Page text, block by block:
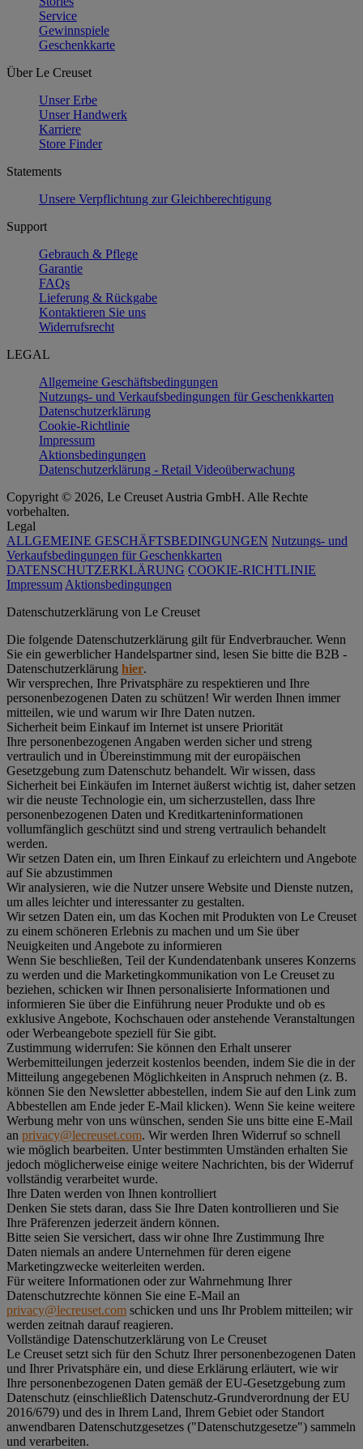
Service
Gewinnspiele
Geschenkkarte
Über Le Creuset
Unser Erbe
Unser Handwerk
Karriere
Store Finder
Statements
Unsere Verpflichtung zur Gleichberechtigung
Support
Gebrauch & Pflege
Garantie
FAQs
Lieferung & Rückgabe
Kontaktieren Sie uns
Widerrufsrecht
LEGAL
Allgemeine Geschäftsbedingungen
Nutzungs- und Verkaufsbedingungen für Geschenkkarten
Datenschutzerklärung
Cookie-Richtlinie
Impressum
Aktionsbedingungen
Datenschutzerklärung - Retail Videoüberwachung
Copyright © 2026, Le Creuset Austria GmbH. Alle Rechte
vorbehalten.
Legal
ALLGEMEINE GESCHÄFTSBEDINGUNGEN Nutzungs- und
Verkaufsbedingungen für Geschenkkarten
DATENSCHUTZERKLÄRUNG COOKIE-RICHTLINIE
Impressum Aktionsbedingungen
Datenschutz­erklärung von Le Creuset
Die folgende Datenschutzerklärung gilt für Endverbraucher. Wenn
Sie ein gewerblicher Handelspartner sind, lesen Sie bitte die B2B -
Datenschutzerklärung hier.
Wir versprechen, Ihre Privatsphäre zu respektieren und Ihre
personenbezogenen Daten zu schützen! Wir werden Ihnen immer
mitteilen, wie und warum wir Ihre Daten nutzen.
Sicherheit beim Einkauf im Internet ist unsere Priorität
Ihre personenbezogenen Angaben werden sicher und streng
vertraulich und in Übereinstimmung mit der europäischen
Gesetzgebung zum Datenschutz behandelt. Wir wissen, dass
Sicherheit bei Einkäufen im Internet äußerst wichtig ist, daher setzen
wir die neuste Technologie ein, um sicherzustellen, dass Ihre
personenbezogenen Daten und Kreditkarteninformationen
vollumfänglich geschützt sind und streng vertraulich behandelt
werden.
Wir setzen Daten ein, um Ihren Einkauf zu erleichtern und Angebote
auf Sie abzustimmen
Wir analysieren, wie die Nutzer unsere Website und Dienste nutzen,
um alles leichter und interessanter zu gestalten.
Wir setzen Daten ein, um das Kochen mit Produkten von Le Creuset
zu einem schöneren Erlebnis zu machen und um Sie über
Neuigkeiten und Angebote zu informieren
Wenn Sie beschließen, Teil der Kundendatenbank unseres Konzerns
zu werden und die Marketingkommunikation von Le Creuset zu
beziehen, schicken wir Ihnen personalisierte Informationen und
informieren Sie über die Einführung neuer Produkte und ob es
exklusive Angebote, Kochschauen oder anstehende Veranstaltungen
oder Werbeangebote speziell für Sie gibt.
Zustimmung widerrufen: Sie können den Erhalt unserer
Werbemitteilungen jederzeit kostenlos beenden, indem Sie die in der
Mitteilung angegebenen Möglichkeiten in Anspruch nehmen (z. B.
können Sie den Newsletter abbestellen, indem Sie auf den Link zum
Abbestellen am Ende jeder E-Mail klicken). Wenn Sie keine weitere
Werbung mehr von uns wünschen, senden Sie uns bitte eine E-Mail
an privacy@lecreuset.com. Wir werden Ihren Widerruf so schnell
wie möglich bearbeiten. Unter bestimmten Umständen erhalten Sie
jedoch möglicherweise einige weitere Nachrichten, bis der Widerruf
vollständig verarbeitet wurde.
Ihre Daten werden von Ihnen kontrolliert
Denken Sie stets daran, dass Sie Ihre Daten kontrollieren und Sie
Ihre Präferenzen jederzeit ändern können.
Bitte seien Sie versichert, dass wir ohne Ihre Zustimmung Ihre
Daten niemals an andere Unternehmen für deren eigene
Marketingzwecke weiterleiten werden.
Für weitere Informationen oder zur Wahrnehmung Ihrer
Datenschutzrechte können Sie eine E-Mail an
privacy@lecreuset.com schicken und uns Ihr Problem mitteilen; wir
werden zeitnah darauf reagieren.
Vollständige Datenschutzerklärung von Le Creuset
Le Creuset setzt sich für den Schutz Ihrer personenbezogenen Daten
und Ihrer Privatsphäre ein, und diese Erklärung erläutert, wie wir
Ihre personenbezogenen Daten gemäß der EU-Gesetzgebung zum
Datenschutz (einschließlich Datenschutz-Grundverordnung der EU
2016/679) und des in Ihrem Land, Ihrem Gebiet oder Standort
anwendbaren Datenschutzgesetzes ("Datenschutzgesetze") sammeln
und verarbeiten.